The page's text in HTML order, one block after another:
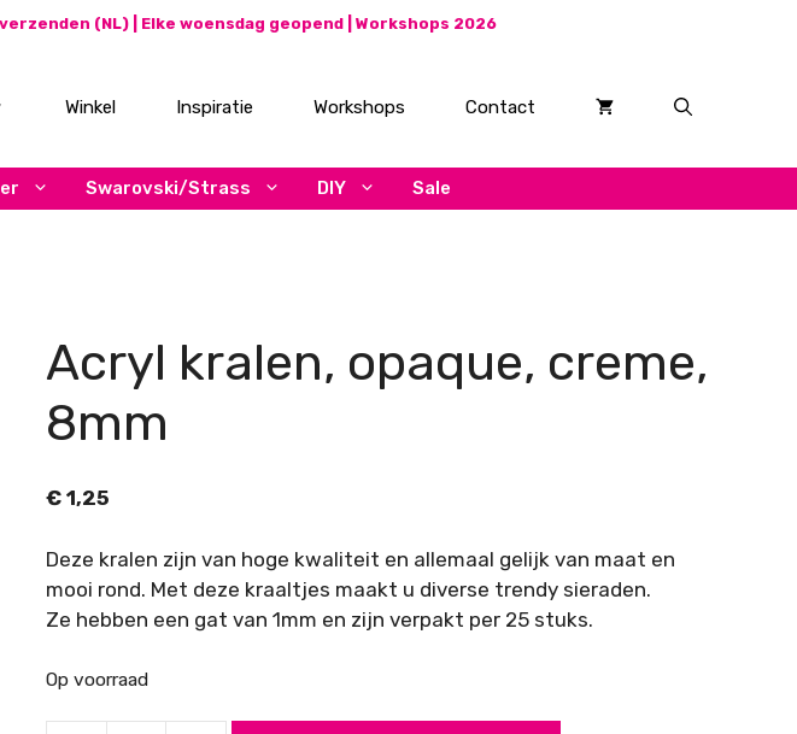
(NL) | Elke woensdag geopend | Workshops 2026
Winkel Inspiratie Workshops Contact
Swarovski/Strass DIY Sale
Acryl kralen, opaque, creme,
8mm
€1,25
Deze kralen zijn van hoge kwaliteit en allemaal gelijk van maat en
mooi rond. Met deze kraaltjes maakt u diverse trendy sieraden.
Ze hebben een gat van 1mm en zijn verpakt per 25 stuks.
Op voorraad